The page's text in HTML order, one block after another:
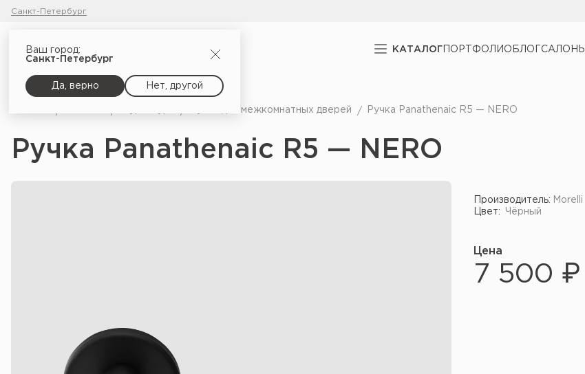
Санкт-Петербург
КАТАЛОГ ПОРТФОЛИО БЛОГСАЛОНЫ
Ваш город:
Санкт-Петербург
Да, верно Нет, другой
Ручки для межкомнатных дверей Ручка Panathenaic R5 — NERO
Ручка Panathenaic R5 — NERO
Производитель: Morelli
Цвет:
Чёрный
Цена
7 500 ₽